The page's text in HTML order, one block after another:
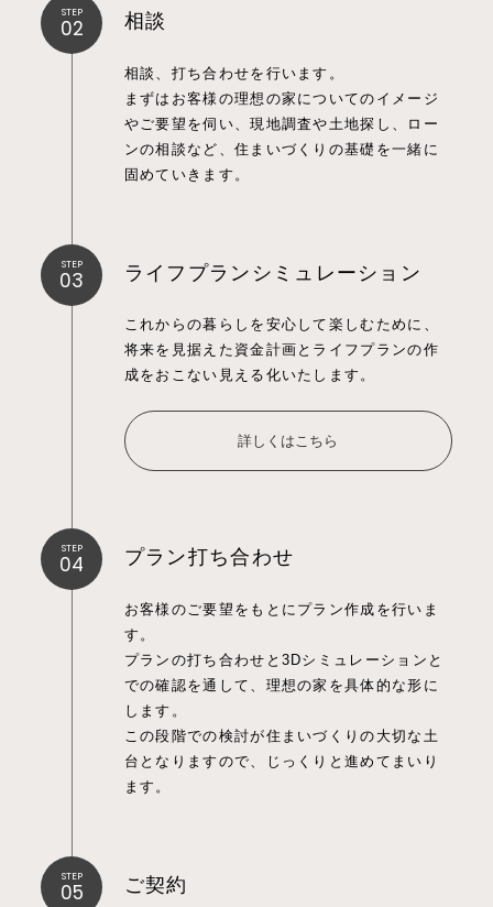
STEP
02 相談
相談、打ち合わせを行います。
まずはお客様の理想の家についてのイメージ
やご要望を伺い、現地調査や土地探し、ロー
ンの相談など、住まいづくりの基礎を一緒に
固めていきます。
STEP
03 ライフプランシミュレーション
これからの暮らしを安心して楽しむために、
将来を見据えた資金計画とライフプランの作
成をおこない見える化いたします。
詳しくはこちら
STEP
04 プラン打ち合わせ
お客様のご要望をもとにプラン作成を行いま
す。
プランの打ち合わせと3Dシミュレーションと
での確認を通して、理想の家を具体的な形に
します。
この段階での検討が住まいづくりの大切な土
台となりますので、じっくりと進めてまいり
ます。
STEP
05 ご契約